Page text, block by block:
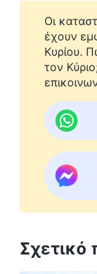
συνεχίσω
υπεύθυνη
ήμουν
το έργο.
άλλο απ’
πώς να
Απλώς
καθήκον
Οι
έχουν
Κυρίου.
τον
Σχετικό